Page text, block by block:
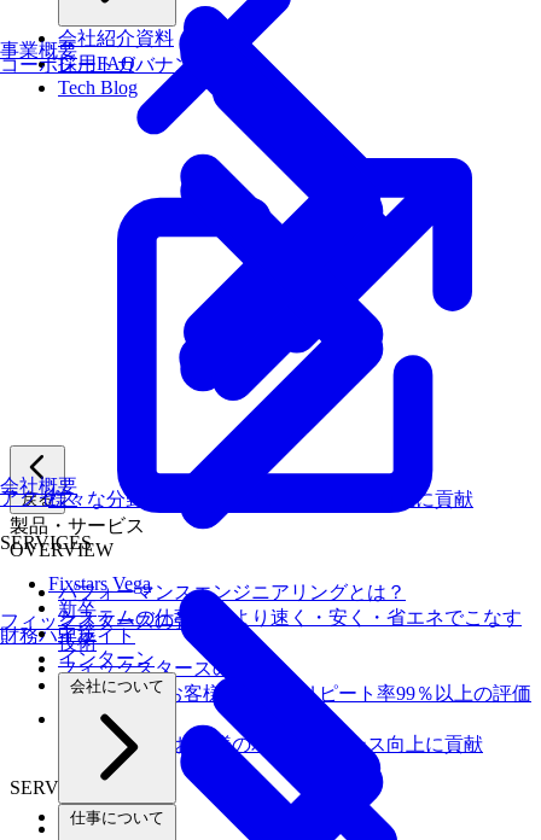
戻る
製品・サービス
OVERVIEW
パフォーマンスエンジニアリングとは？
システムの仕事を、より速く・安く・省エネでこなす
技術
フィックスターズの​強み
100社以上のお客様を支援しリピート率99％以上の評価
お客様事例
様々な分野のお客様のパフォーマンス向上に貢献
SERVICES
Fixstars Vega
アクセス様々な分野のお客様のパフォーマンス向上に貢献
SERVICES
Fixstars Vega
コーポレートガバナンス
財務ハイライト
会社概要
事業概要
フィックスターズの強み
会社紹介資料
採用FAQ
Tech Blog
新卒
中途
インターン
会社について
仕事について